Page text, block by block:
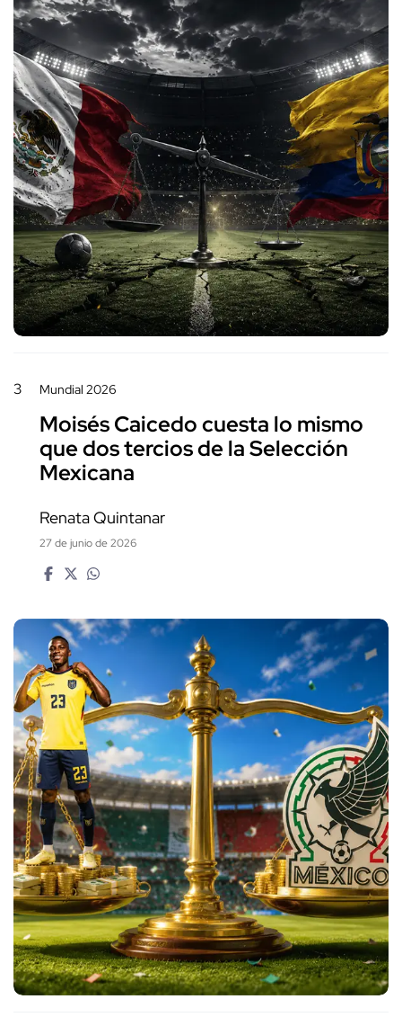
3 Mundial 2026
Moisés Caicedo cuesta lo mismo
que dos tercios de la Selección
Mexicana
Renata Quintanar
27 de junio de 2026